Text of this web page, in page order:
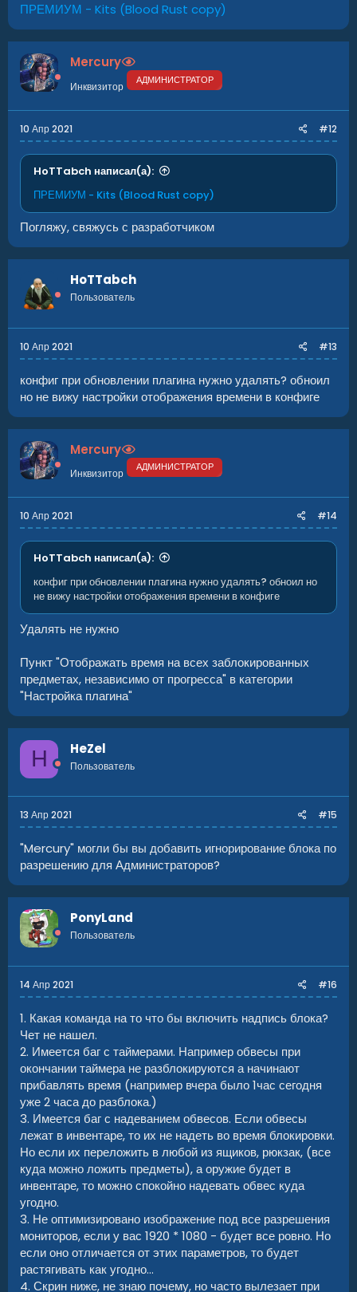
ПРЕМИУМ - Kits (Blood Rust copy)
Mercury
Инквизитор АДМИНИСТРАТОР
10 Апр 2021 #12
HoTTabch написал(а):
ПРЕМИУМ - Kits (Blood Rust copy)
Погляжу, свяжусь с разработчиком
HoTTabch
Пользователь
10 Апр 2021 #13
конфиг при обновлении плагина нужно удалять? обноил
но не вижу настройки отображения времени в конфиге
Mercury
Инквизитор АДМИНИСТРАТОР
10 Апр 2021 #14
HoTTabch написал(а):
конфиг при обновлении плагина нужно удалять? обноил но
не вижу настройки отображения времени в конфиге
Удалять не нужно
Пункт "Отображать время на всех заблокированных
предметах, независимо от прогресса" в категории
"Настройка плагина"
H HeZel
Пользователь
13 Апр 2021 #15
"Mercury" могли бы вы добавить игнорирование блока по
разрешению для Администраторов?
PonyLand
Пользователь
14 Апр 2021 #16
1. Какая команда на то что бы включить надпись блока?
Чет не нашел.
2. Имеется баг с таймерами. Например обвесы при
окончании таймера не разблокируются а начинают
прибавлять время (например вчера было 1час сегодня
уже 2 часа до разблока.)
3. Имеется баг с надеванием обвесов. Если обвесы
лежат в инвентаре, то их не надеть во время блокировки.
Но если их переложить в любой из ящиков, рюкзак, (все
куда можно ложить предметы), а оружие будет в
инвентаре, то можно спокойно надевать обвес куда
угодно.
3. Не оптимизировано изображение под все разрешения
мониторов, если у вас 1920 * 1080 - будет все ровно. Но
если оно отличается от этих параметров, то будет
растягивать как угодно...
4. Скрин ниже, не знаю почему, но часто вылезает при